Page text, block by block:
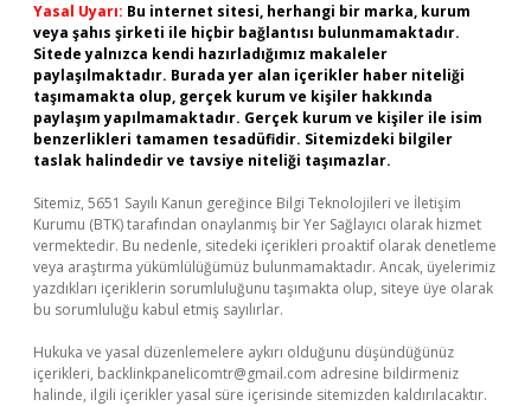
Yasal Uyarı: Bu internet sitesi, herhangi bir marka, kurum
veya şahıs şirketi ile hiçbir bağlantısı bulunmamaktadır.
Sitede yalnızca kendi hazırladığımız makaleler
paylaşılmaktadır. Burada yer alan içerikler haber niteliği
taşımamakta olup, gerçek kurum ve kişiler hakkında
paylaşım yapılmamaktadır. Gerçek kurum ve kişiler ile isim
benzerlikleri tamamen tesadüfidir. Sitemizdeki bilgiler
taslak halindedir ve tavsiye niteliği taşımazlar.
Sitemiz, 5651 Sayılı Kanun gereğince Bilgi Teknolojileri ve İletişim
Kurumu (BTK) tarafından onaylanmış bir Yer Sağlayıcı olarak hizmet
vermektedir. Bu nedenle, sitedeki içerikleri proaktif olarak denetleme
veya araştırma yükümlülüğümüz bulunmamaktadır. Ancak, üyelerimiz
yazdıkları içeriklerin sorumluluğunu taşımakta olup, siteye üye olarak
bu sorumluluğu kabul etmiş sayılırlar.
Hukuka ve yasal düzenlemelere aykırı olduğunu düşündüğünüz
içerikleri, backlinkpanelicomtr@gmail.com adresine bildirmeniz
halinde, ilgili içerikler yasal süre içerisinde sitemizden kaldırılacaktır.